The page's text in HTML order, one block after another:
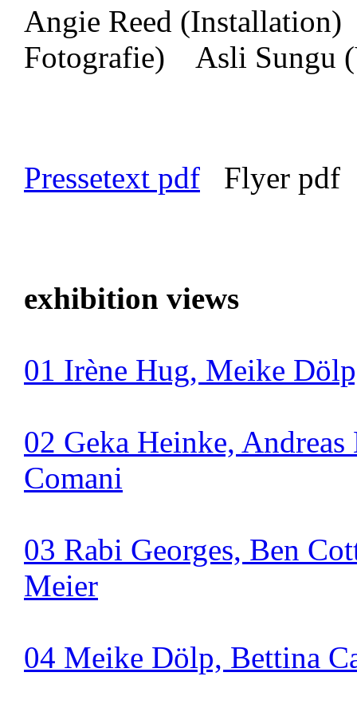
Angie Reed
Fotografie) Asli Sungu
Pressetext pdf Flyer pdf
exhibition views
01 Irène Hug, Meike
02 Geka Heinke,
Comani
03 Rabi Georges, Ben
Meier
04 Meike Dölp, Bettina